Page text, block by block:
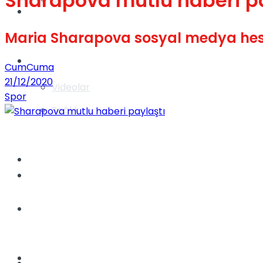
Videolar
Gündem
Yaşam
Sağlık
Maria Sharapova sosyal medya
CumCuma
21/12/2020
Spor